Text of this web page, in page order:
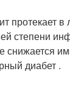
протекает
степени
диабет .